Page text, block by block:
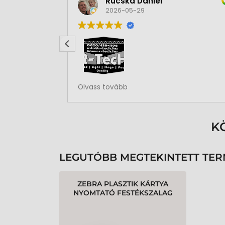
2026-05-29
Rendben volt a rendelésem
Olvass tovább
LEGUTÓBB MEGTEKINTETT
ZEBRA PLASZTIK KÁRTYA
NYOMTATÓ FESTÉKSZALAG